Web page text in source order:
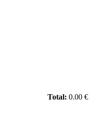
Total: 0.00 €